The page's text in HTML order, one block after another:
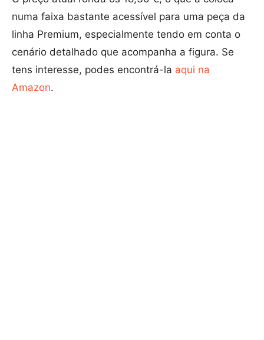
numa faixa bastante acessível para uma peça da
linha Premium, especialmente tendo em conta o
cenário detalhado que acompanha a figura. Se
tens interesse, podes encontrá-la aqui na
Amazon.